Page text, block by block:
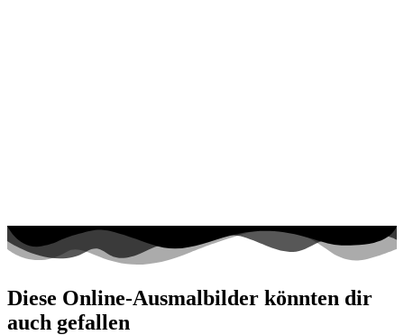
Diese Online-Ausmalbilder könnten dir
auch gefallen